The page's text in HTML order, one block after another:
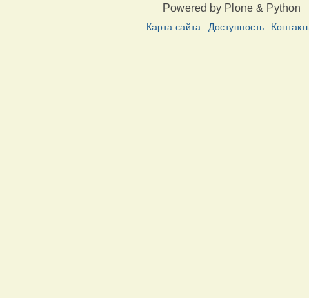
Powered by Plone & Python
Карта сайта Доступность